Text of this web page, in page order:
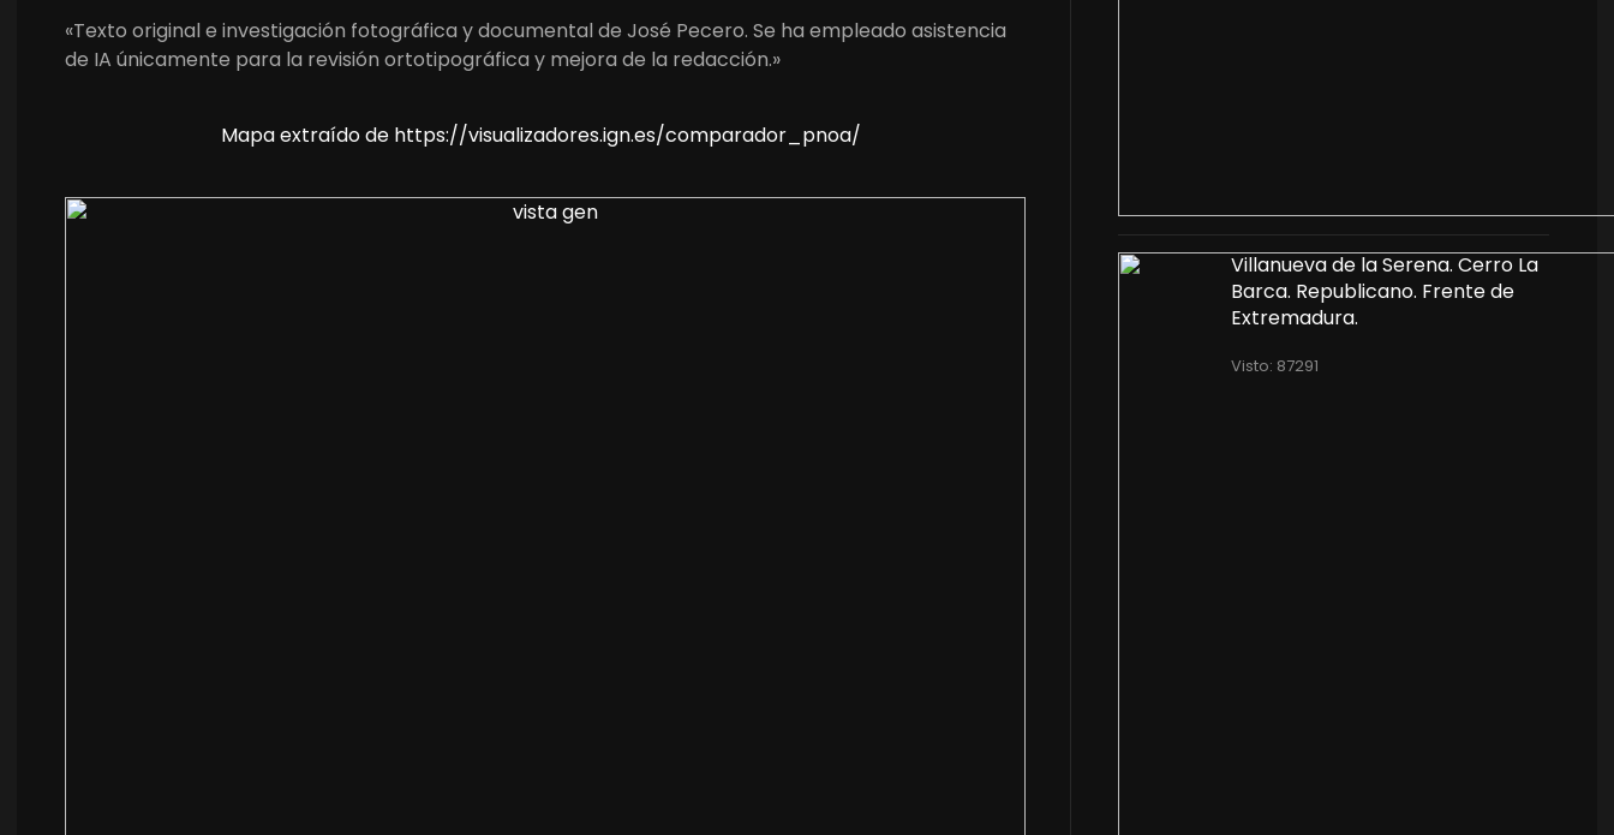
«Texto original e investigación fotográfica y documental de José Pecero. Se ha empleado asistencia
de IA únicamente para la revisión ortotipográfica y mejora de la redacción.»
Mapa extraído de https://visualizadores.ign.es/comparador_pnoa/
Villanueva de la Serena. Cerro La
Barca. Republicano. Frente de
Extremadura.
Visto: 87291